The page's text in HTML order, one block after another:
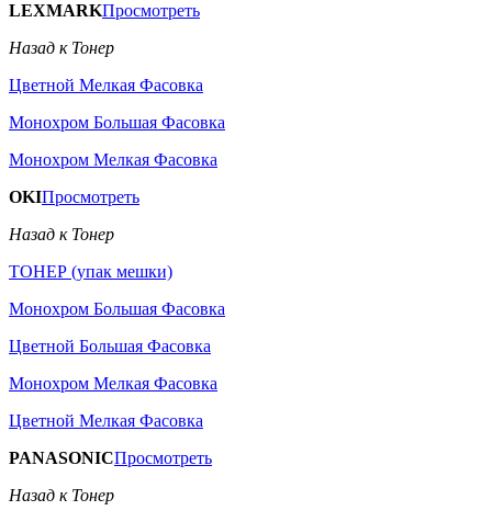
LEXMARKПросмотреть
Назад к Тонер
Цветной Мелкая Фасовка
Монохром Большая Фасовка
Монохром Мелкая Фасовка
OKIПросмотреть
Назад к Тонер
ТОНЕР (упак мешки)
Монохром Большая Фасовка
Цветной Большая Фасовка
Монохром Мелкая Фасовка
Цветной Мелкая Фасовка
PANASONICПросмотреть
Назад к Тонер